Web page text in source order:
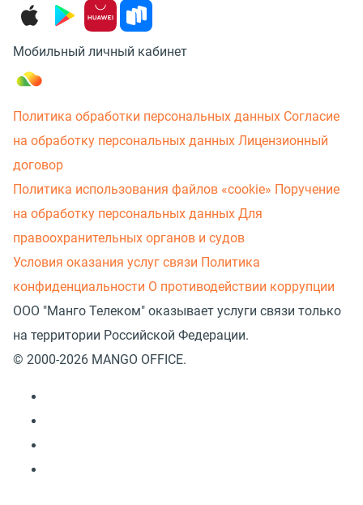
Мобильный личный кабинет
Политика обработки персональных данных Согласие
на обработку персональных данных Лицензионный
договор
Политика использования файлов «cookie» Поручение
на обработку персональных данных Для
правоохранительных органов и судов
Условия оказания услуг связи Политика
конфиденциальности О противодействии коррупции
ООО "Манго Телеком" оказывает услуги связи только
на территории Российской Федерации.
© 2000-2026 MANGO OFFICE.